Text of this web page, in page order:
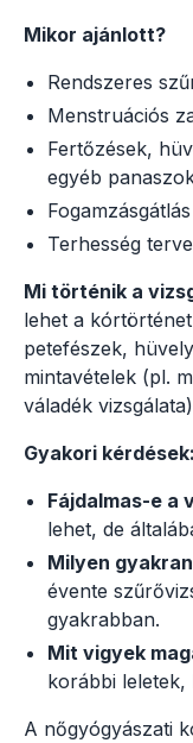
Mikor ajánlott?
Rendszeres
Menstruációs
Fertőzések,
egyéb
Terhesség
Mi történik a
lehet a
petefészek,
mintavételek (pl.
váladék
Gyakori kérdések:
Fájdalmas-e a
lehet, de
Milyen
évente
gyakrabban.
Mit vigyek
korábbi leletek,
A nőgyógyászati